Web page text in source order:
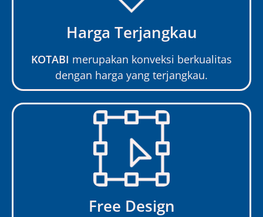
Harga Terjangkau
KOTABI merupakan konveksi berkualitas
dengan harga yang terjangkau.
Free Design